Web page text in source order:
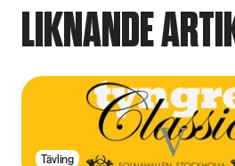
LIKNANDE
Tävling